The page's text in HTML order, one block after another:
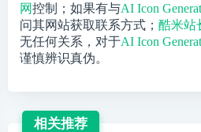
网控制；如果有与AI Icon
问其网站获取联系方式； 酷米站
无任何关系，对于AI Icon
谨慎辨识真伪。
相关推荐